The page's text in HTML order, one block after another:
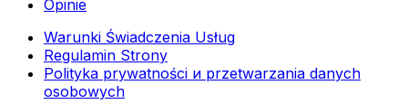
Opinie
Warunki Świadczenia Usług
Regulamin Strony
Polityka prywatności и przetwarzania danych
osobowych